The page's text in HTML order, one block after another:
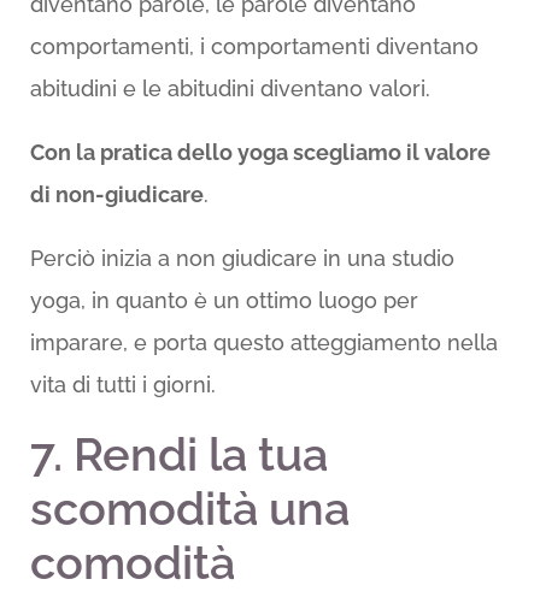
comportamenti, i comportamenti diventano
abitudini e le abitudini diventano valori.
Con la pratica dello yoga scegliamo il valore
di non-giudicare.
Perciò inizia a non giudicare in una studio
yoga, in quanto è un ottimo luogo per
imparare, e porta questo atteggiamento nella
vita di tutti i giorni.
7. Rendi la tua
scomodità una
comodità